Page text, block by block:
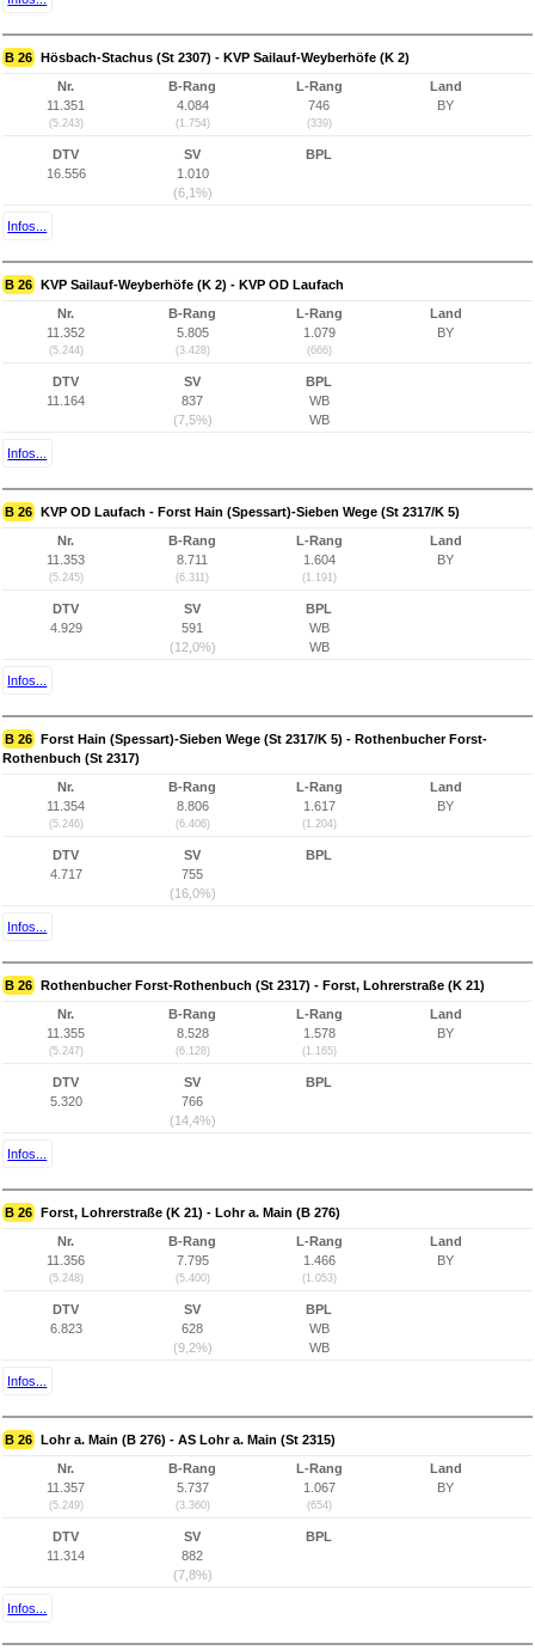
B 26 Hösbach-Stachus (St 2307) - KVP Sailauf-Weyberhöfe (K 2)
Nr.
11.351
(5.243)
B-Rang
4.084
(1.754)
L-Rang
746
(339)
Land
BY
DTV
16.556
SV
1.010
(6,1%)
BPL
Infos...
B 26 KVP Sailauf-Weyberhöfe (K 2) - KVP OD Laufach
Nr.
11.352
(5.244)
B-Rang
5.805
(3.428)
L-Rang
1.079
(666)
Land
BY
DTV
11.164
SV
837
(7,5%)
BPL
WB
WB
Infos...
B 26 KVP OD Laufach - Forst Hain (Spessart)-Sieben Wege (St 2317/K 5)
Nr.
11.353
(5.245)
B-Rang
8.711
(6.311)
L-Rang
1.604
(1.191)
Land
BY
DTV
4.929
SV
591
(12,0%)
BPL
WB
WB
Infos...
B 26 Forst Hain (Spessart)-Sieben Wege (St 2317/K 5) - Rothenbucher Forst-
Rothenbuch (St 2317)
Nr.
11.354
(5.246)
B-Rang
8.806
(6.406)
L-Rang
1.617
(1.204)
Land
BY
DTV
4.717
SV
755
(16,0%)
BPL
Infos...
B 26 Rothenbucher Forst-Rothenbuch (St 2317) - Forst, Lohrerstraße (K 21)
Nr.
11.355
(5.247)
B-Rang
8.528
(6.128)
L-Rang
1.578
(1.165)
Land
BY
DTV
5.320
SV
766
(14,4%)
BPL
Infos...
B 26 Forst, Lohrerstraße (K 21) - Lohr a. Main (B 276)
Nr.
11.356
(5.248)
B-Rang
7.795
(5.400)
L-Rang
1.466
(1.053)
Land
BY
DTV
6.823
SV
628
(9,2%)
BPL
WB
WB
Infos...
B 26 Lohr a. Main (B 276) - AS Lohr a. Main (St 2315)
Nr.
11.357
(5.249)
B-Rang
5.737
(3.360)
L-Rang
1.067
(654)
Land
BY
DTV
11.314
SV
882
(7,8%)
BPL
Infos...